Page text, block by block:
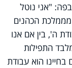
"אני נוטל
מממלכת הכהנים
ה', בין אם אנו
התפילות
הוא עבודת